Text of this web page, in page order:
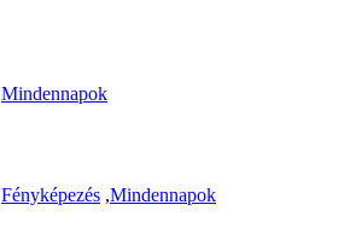
Mindennapok
Fényképezés ,Mindennapok